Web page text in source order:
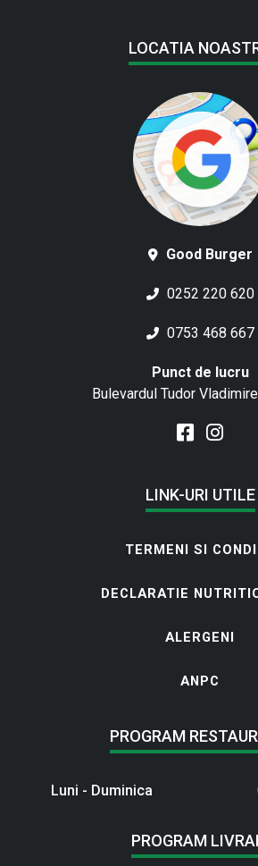
LOCATIA
Good Burger
0252 220 620
0753 468 667
Punct de lucru
Bulevardul Tudor
LINK-URI UTILE
TERMENI SI
DECLARATIE
ALERGENI
ANPC
PROGRAM
Luni - Duminica
PROGRAM